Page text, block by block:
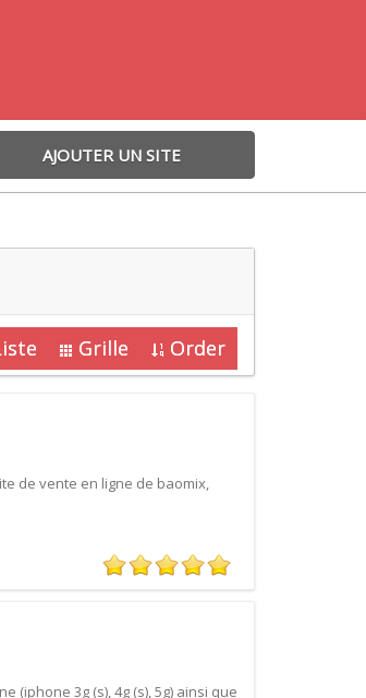
AJOUTER UN SITE
Grille Order
de vente en ligne de baomix,
(iphone 3g (s), 4g (s), 5g) ainsi que